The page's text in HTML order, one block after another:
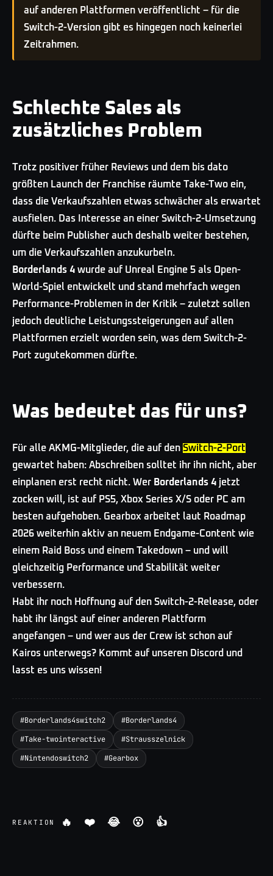
auf anderen Plattformen veröffentlicht – für die
Switch-2-Version gibt es hingegen noch keinerlei
Zeitrahmen.
Schlechte Sales als
zusätzliches Problem
Trotz positiver früher Reviews und dem bis dato
größten Launch der Franchise räumte Take-Two ein,
dass die Verkaufszahlen etwas schwächer als erwartet
ausfielen. Das Interesse an einer Switch-2-Umsetzung
dürfte beim Publisher auch deshalb weiter bestehen,
um die Verkaufszahlen anzukurbeln.
Borderlands 4 wurde auf Unreal Engine 5 als Open-
World-Spiel entwickelt und stand mehrfach wegen
Performance-Problemen in der Kritik – zuletzt sollen
jedoch deutliche Leistungssteigerungen auf allen
Plattformen erzielt worden sein, was dem Switch-2-
Port zugutekommen dürfte.
Was bedeutet das für uns?
Für alle AKMG-Mitglieder, die auf den Switch-2-Port
gewartet haben: Abschreiben solltet ihr ihn nicht, aber
einplanen erst recht nicht. Wer Borderlands 4 jetzt
zocken will, ist auf PS5, Xbox Series X/S oder PC am
besten aufgehoben. Gearbox arbeitet laut Roadmap
2026 weiterhin aktiv an neuem Endgame-Content wie
einem Raid Boss und einem Takedown – und will
gleichzeitig Performance und Stabilität weiter
verbessern.
Habt ihr noch Hoffnung auf den Switch-2-Release, oder
habt ihr längst auf einer anderen Plattform
angefangen – und wer aus der Crew ist schon auf
Kairos unterwegs? Kommt auf unseren Discord und
lasst es uns wissen!
#Borderlands4switch2 #Borderlands4
#Take-twointeractive #Strausszelnick
#Nintendoswitch2 #Gearbox
REAKTION 🔥 ❤️ 😂 😮 👍